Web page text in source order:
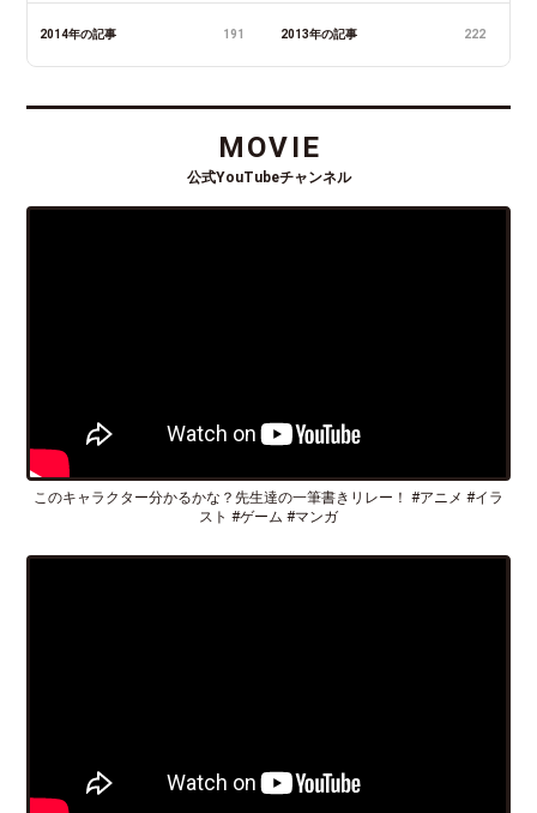
2014年の記事 191 2013年の記事 222
MOVIE
公式YouTubeチャンネル
このキャラクター分かるかな？先生達の一筆書きリレー！ #アニメ #イラ
スト #ゲーム #マンガ